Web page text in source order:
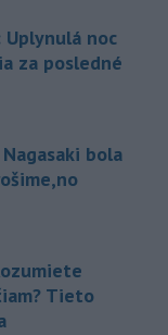
Uplynulá noc
za posledné
bola
Tieto